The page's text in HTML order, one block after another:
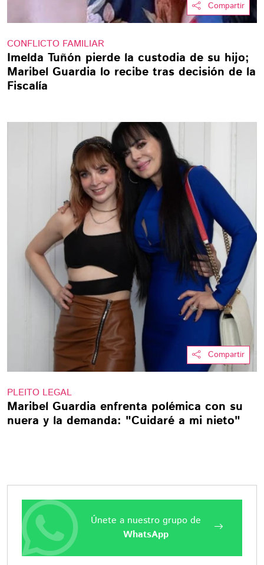
Compartir
CONFLICTO FAMILIAR
Imelda Tuñón pierde la custodia de su hijo;
Maribel Guardia lo recibe tras decisión de la
Fiscalía
Compartir
PLEITO LEGAL
Maribel Guardia enfrenta polémica con su
nuera y la demanda: "Cuidaré a mi nieto"
Únete a nuestro grupo de
WhatsApp